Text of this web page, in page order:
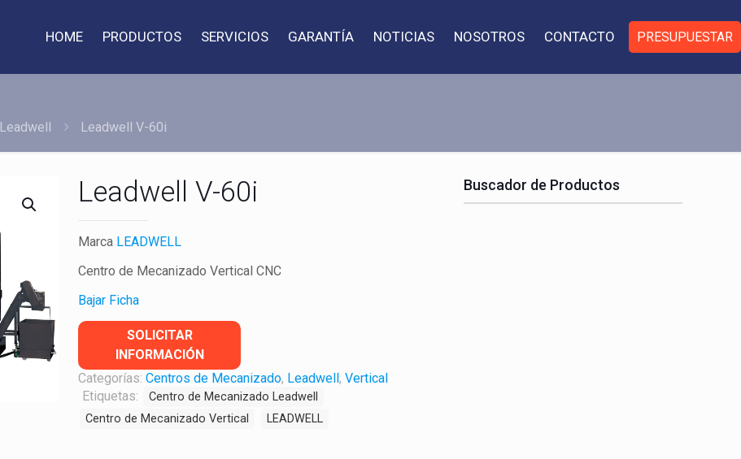
HOME PRODUCTOS SERVICIOS GARANTÍA NOTICIAS NOSOTROS CONTACTO PRESUPUESTAR
Leadwell Leadwell V-60i
Leadwell V-60i
Marca LEADWELL
Centro de Mecanizado Vertical CNC
Bajar Ficha
SOLICITAR
INFORMACIÓN
Categorías: Centros de Mecanizado, Leadwell, Vertical
Etiquetas:
Centro de Mecanizado Leadwell
Centro de Mecanizado Vertical
LEADWELL
Buscador de Productos